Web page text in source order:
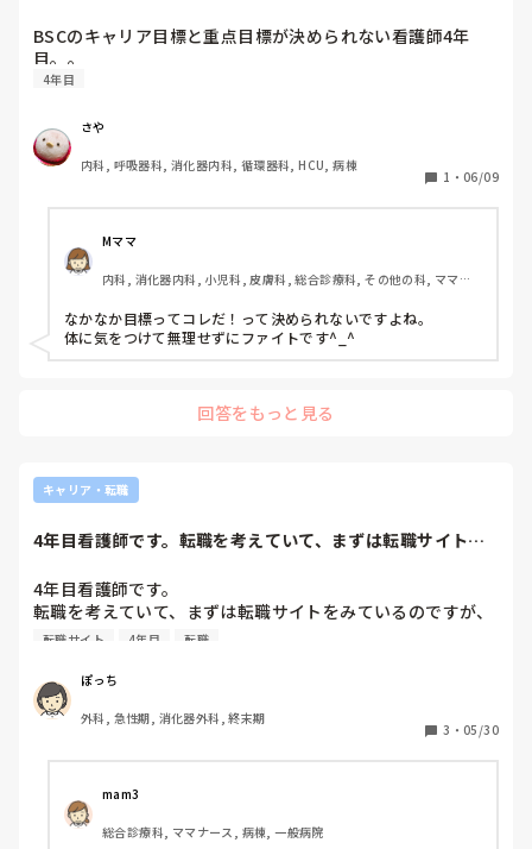
BSCのキャリア目標と重点目標が決められない看護師4年
目。。
4年目
さや
内科, 呼吸器科, 消化器内科, 循環器科, HCU, 病棟
1 ・ 06/09
Mママ
内科, 消化器内科, 小児科, 皮膚科, 総合診療科, その他の科, ママナ
なかなか目標ってコレだ！って決められないですよね。
体に気をつけて無理せずにファイトです^_^
回答をもっと見る
キャリア・転職
4年目看護師です。転職を考えていて、まずは転職サイトを
4年目看護師です。
転職を考えていて、まずは転職サイトをみているのですが、
みなさんは転職の際、何を利用して転職に踏み切りました
サイトだと職場の実態や雰囲気が見えてこないですし、何か
いい方法があったら教えてください！
転職サイト 4年目 転職
ぽっち
外科, 急性期, 消化器外科, 終末期
3 ・ 05/30
mam3
総合診療科, ママナース, 病棟, 一般病院